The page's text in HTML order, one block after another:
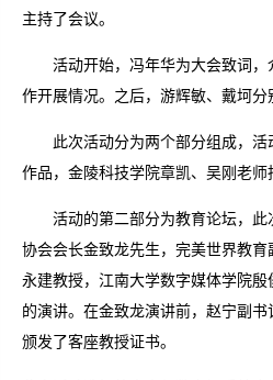
主持了会议。
活动开始，冯年华为大会致词
作开展情况。之后，游辉敏、戴坷
此次活动分为两个部分组成，
作品，金陵科技学院章凯、吴刚老
活动的第二部分为教育论坛，
协会会长金致龙先生，完美世界教
永建教授，江南大学数字媒体学院
的演讲。在金致龙演讲前，赵宁副
颁发了客座教授证书。